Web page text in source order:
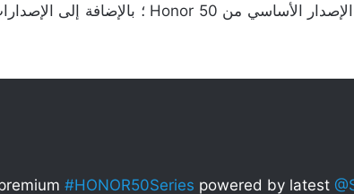
#HONOR50Series powered by latest